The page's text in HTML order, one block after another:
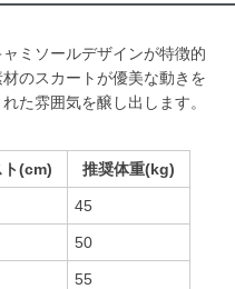
ミソールデザインが特徴的
のスカートが優美な動きを
た雰囲気を醸し出します。
ト(cm) 推奨体重(kg)
45
50
55